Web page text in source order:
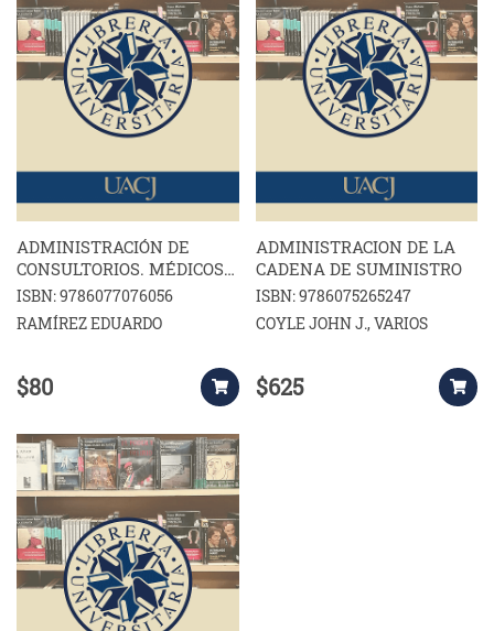
ADMINISTRACIÓN DE
CONSULTORIOS. MÉDICOS.
ODONTOLÓGICOS.
PSICOLÓGICOS
ISBN: 9786077076056
RAMÍREZ EDUARDO
$80
ADMINISTRACION DE LA
CADENA DE SUMINISTRO
ISBN: 9786075265247
COYLE JOHN J., VARIOS
$625